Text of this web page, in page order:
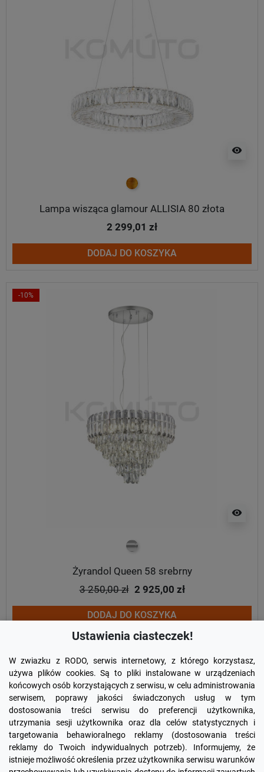
visibility
złoty
Lampa wisząca glamour ALLISIA 80 złota
2 299,01 zł
DODAJ DO KOSZYKA
-10%
visibility
chrom
Żyrandol Queen 58 srebrny
3 250,00 zł 2 925,00 zł
DODAJ DO KOSZYKA
FacebookYouTubePinterest
Ustawienia ciasteczek!
W zwiazku z RODO, serwis internetowy, z którego korzystasz,
używa plików cookies. Są to pliki instalowane w urządzeniach
końcowych osób korzystających z serwisu, w celu administrowania
serwisem, poprawy jakości świadczonych usług w tym
dostosowania treści serwisu do preferencji użytkownika,
utrzymania sesji użytkownika oraz dla celów statystycznych i
targetowania behawioralnego reklamy (dostosowania treści
reklamy do Twoich indywidualnych potrzeb). Informujemy, że
istnieje możliwość określenia przez użytkownika serwisu warunków